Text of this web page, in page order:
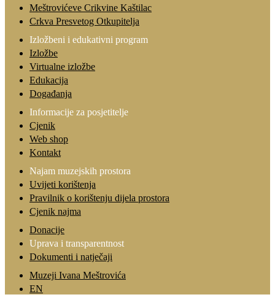
Meštrovićeve Crikvine Kaštilac
Crkva Presvetog Otkupitelja
Izložbeni i edukativni program
Izložbe
Virtualne izložbe
Edukacija
Događanja
Informacije za posjetitelje
Cjenik
Web shop
Kontakt
Najam muzejskih prostora
Uvijeti korištenja
Pravilnik o korištenju dijela prostora
Cjenik najma
Donacije
Uprava i transparentnost
Dokumenti i natječaji
Muzeji Ivana Meštrovića
EN